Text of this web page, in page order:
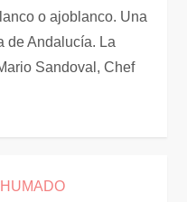
o ajoblanco. Una
de Andalucía. La
Sandoval, Chef